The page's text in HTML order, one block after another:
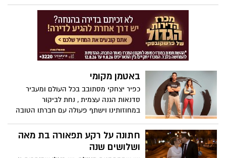
איתנו פעולה....אל תשכחו היכן ראיתם אותה
בפעם הראשונה.
באטמן מקומי
כפיר יצחקי מסתובב בכל העולם ומעביר
סדנאות הגנה עצמית , נחת לביקור
במחוזותינו וישתף פעולה עם חברתו הטובה
חתונה על רקע תפאורה בת מאה
ושלושים שנה